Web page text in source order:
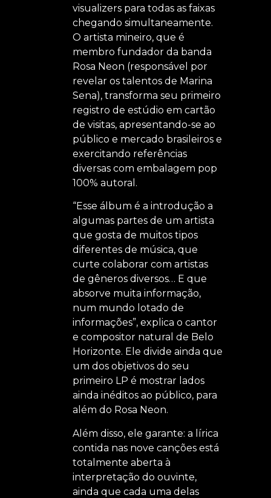
visualizers para todas as faixas
chegando simultaneamente.
O artista mineiro, que é
membro fundador da banda
Rosa Neon (responsável por
revelar os talentos de Marina
Sena), transforma seu primeiro
registro de estúdio em cartão
de visitas, apresentando-se ao
público e mercado brasileiros e
exercitando referências
diversas com embalagem pop
100% autoral.
“Esse álbum é a introdução a
algumas partes de um artista
que gosta de muitos tipos
diferentes de música, que
curte colaborar com artistas
de gêneros diversos… E que
absorve muita informação,
num mundo lotado de
informações”, explica o cantor
e compositor natural de Belo
Horizonte. Ele divide ainda que
um dos objetivos do seu
primeiro LP é mostrar lados
ainda inéditos ao público, para
além do Rosa Neon.
Além disso, ele garante: a lírica
contida nas nove canções está
totalmente aberta à
interpretação do ouvinte,
ainda que cada uma delas